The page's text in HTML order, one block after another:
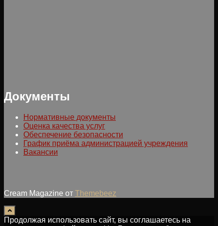
Документы
Нормативные документы
Оценка качества услуг
Обеспечение безопасности
График приёма администрацией учреждения
Вакансии
Cream Magazine от Themebeez
Продолжая использовать сайт, вы соглашаетесь на